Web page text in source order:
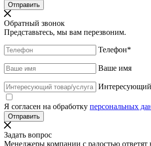
Обратный звонок
Представьтесь, мы вам перезвоним.
Телефон*
Ваше имя
Интересующий
Я согласен на обработку персональных
Задать вопрос
Менеджеры компании с радостью